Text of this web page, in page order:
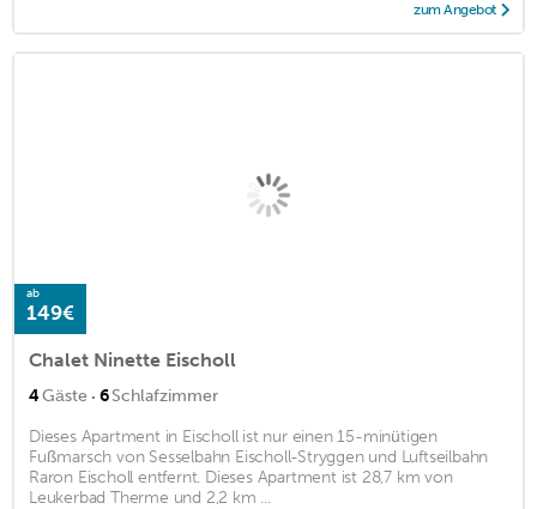
zum Angebot
ab
149€
Chalet Ninette Eischoll
4Gäste · 6Schlafzimmer
Dieses Apartment in Eischoll ist nur einen 15-minütigen
Fußmarsch von Sesselbahn Eischoll-Stryggen und Luftseilbahn
Raron Eischoll entfernt. Dieses Apartment ist 28,7 km von
Leukerbad Therme und 2,2 km ...